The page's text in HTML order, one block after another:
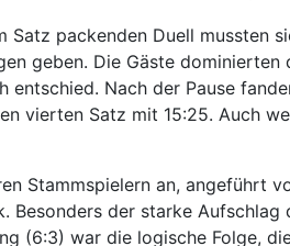
packenden Duell mussten
geben. Die Gäste
Nach der Pause
vierten Satz mit 15:25. Auch
Stammspielern an, angeführt
Besonders der starke
(6:3) war die logische Folge,